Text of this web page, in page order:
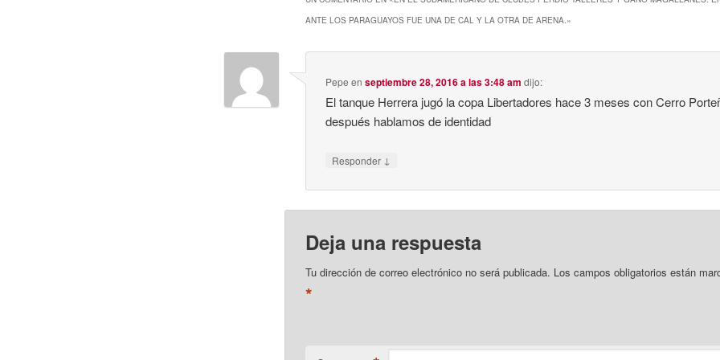
ANTE LOS PARAGUAYOS FUE UNA DE CAL Y LA OTRA DE ARENA. »
Pepe enseptiembre 28, 2016 a las 3:48 am dijo:
El tanque Herrera jugó la copa Libertadores hace 3 meses con Cerro
después hablamos de identidad
Responder ↓
Deja una respuesta
Tu dirección de correo electrónico no será publicada. Los campos obligatorios están
*